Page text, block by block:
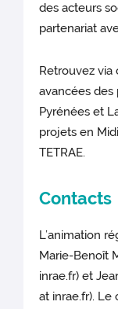
des acteurs
partenariat
Retrouvez via
avancées des
Pyrénées et
projets en
TETRAE.
Contacts
L’animation
Marie-Benoît
inrae.fr) et
at inrae.fr). Le